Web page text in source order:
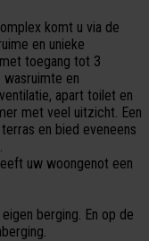
komt u via de
en unieke
toegang tot 3
wasruimte en
apart toilet en
met veel uitzicht. Een
en bied eveneens
uw woongenot een
berging. En op de